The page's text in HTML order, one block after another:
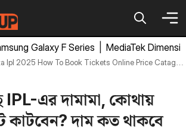
Galaxy F Series MediaTek
Ipl 2025 How To Book Tickets Online Price Catagory
IPL-এর দামামা, কোথায়
কাটবেন? দাম কত থাকবে